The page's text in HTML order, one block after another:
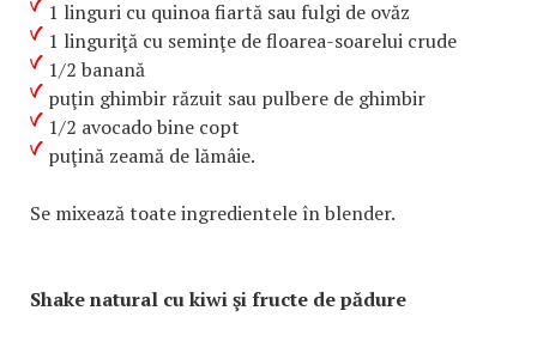
1 linguri cu quinoa fiartă sau fulgi de ovăz
1 linguriţă cu seminţe de floarea-soarelui crude
1/2 banană
puţin ghimbir răzuit sau pulbere de ghimbir
1/2 avocado bine copt
puţină zeamă de lămâie.
Se mixează toate ingredientele în blender.
Shake natural cu kiwi şi fructe de pădure